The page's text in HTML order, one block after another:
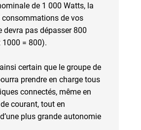
de 1 000 Watts, la
consommations de vos
devra pas dépasser 800
1000 = 800).
certain que le groupe de
prendre en charge tous
connectés, même en
courant, tout en
plus grande autonomie